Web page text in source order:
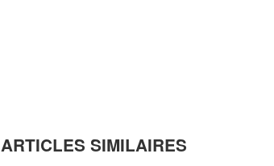
ARTICLES SIMILAIRES